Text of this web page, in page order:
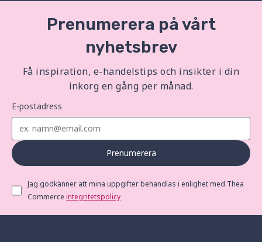
Prenumerera på vårt
nyhetsbrev
Få inspiration, e-handelstips och insikter i din
inkorg en gång per månad.
E-postadress
Prenumerera
Jag godkänner att mina uppgifter behandlas i enlighet med Thea
Commerceintegritetspolicy